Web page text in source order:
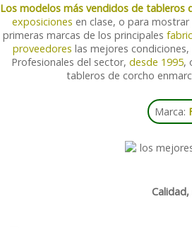
Los modelos más vendidos de tableros
exposiciones en clase, o para
primeras marcas de los principales
proveedores las mejores
Profesionales del sector,desde 1995,
tableros de corcho
Marca: